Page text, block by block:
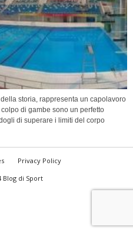
storia, rappresenta un capolavoro
di gambe sono un perfetto
di superare i limiti del corpo
Privacy Policy
Blog di Sport